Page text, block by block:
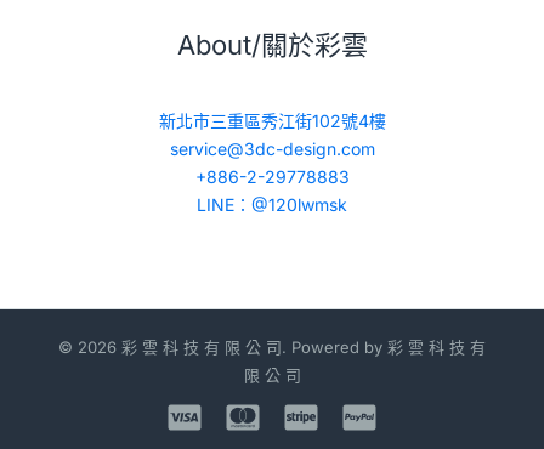
About/關於彩雲
新北市三重區秀江街102號4樓
service@3dc-design.com
+886-2-29778883
LINE：@120lwmsk
© 2026 彩 雲 科 技 有 限 公 司. Powered by 彩 雲 科 技 有
限 公 司